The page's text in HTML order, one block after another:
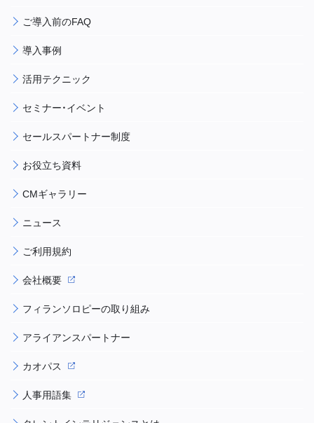
ご導入前のFAQ
導入事例
活用テクニック
セミナー・イベント
セールスパートナー制度
お役立ち資料
CMギャラリー
ニュース
ご利用規約
会社概要
フィランソロピーの取り組み
アライアンスパートナー
カオパス
人事用語集